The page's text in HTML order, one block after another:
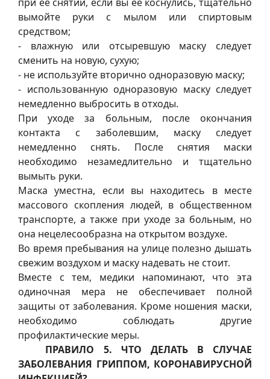
вымойте руки с мылом или спиртовым
средством;
- влажную или отсыревшую маску следует
сменить на новую, сухую;
- не используйте вторично одноразовую маску;
- использованную одноразовую маску следует
немедленно выбросить в отходы.
При уходе за больным, после окончания
контакта с заболевшим, маску следует
немедленно снять. После снятия маски
необходимо незамедлительно и тщательно
вымыть руки.
Маска уместна, если вы находитесь в месте
массового скопления людей, в общественном
транспорте, а также при уходе за больным, но
она нецелесообразна на открытом воздухе.
Во время пребывания на улице полезно дышать
свежим воздухом и маску надевать не стоит.
Вместе с тем, медики напоминают, что эта
одиночная мера не обеспечивает полной
защиты от заболевания. Кроме ношения маски,
необходимо соблюдать другие
профилактические меры.
ПРАВИЛО 5. ЧТО ДЕЛАТЬ В СЛУЧАЕ
ЗАБОЛЕВАНИЯ ГРИППОМ, КОРОНАВИРУСНОЙ